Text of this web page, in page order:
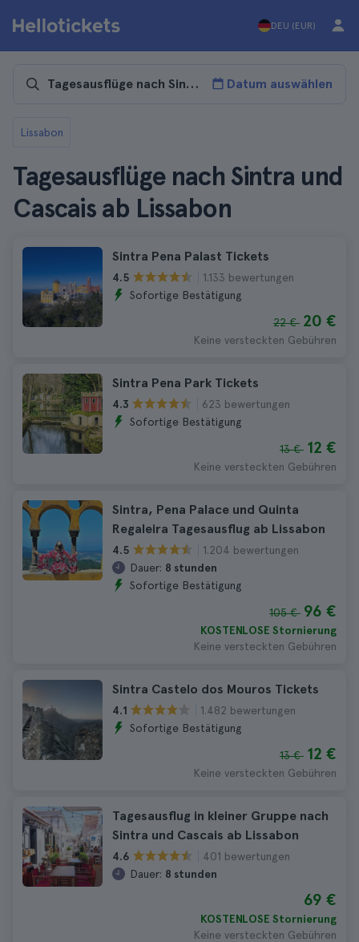
DEU (EUR)
Datum auswählen
Lissabon
Tagesausflüge nach Sintra und
Cascais ab Lissabon
Sintra Pena Palast Tickets
4.5
1.133 bewertungen
Sofortige Bestätigung
22 € 20 €
Keine versteckten Gebühren
Sintra Pena Park Tickets
4.3
623 bewertungen
Sofortige Bestätigung
13 € 12 €
Keine versteckten Gebühren
Sintra, Pena Palace und Quinta
Regaleira Tagesausflug ab Lissabon
4.5
1.204 bewertungen
Dauer: 8 stunden
Sofortige Bestätigung
105 € 96 €
KOSTENLOSE Stornierung
Keine versteckten Gebühren
Sintra Castelo dos Mouros Tickets
4.1
1.482 bewertungen
Sofortige Bestätigung
13 € 12 €
Keine versteckten Gebühren
Tagesausflug in kleiner Gruppe nach
Sintra und Cascais ab Lissabon
4.6
401 bewertungen
Dauer: 8 stunden
69 €
KOSTENLOSE Stornierung
Keine versteckten Gebühren